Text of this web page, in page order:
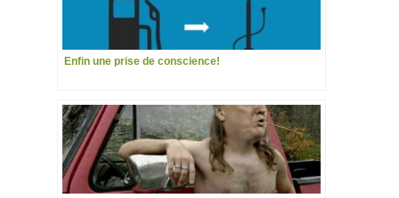
Enfin une prise de conscience!